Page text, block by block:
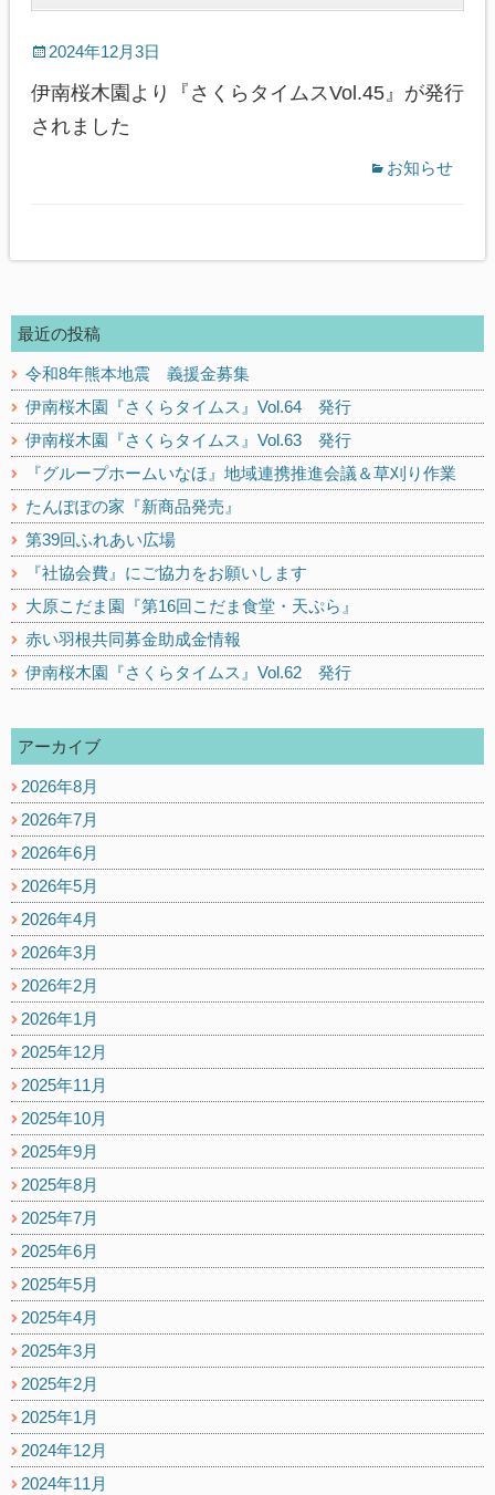
2024年12月3日
伊南桜木園より『さくらタイムスVol.45』が発行
されました
お知らせ
最近の投稿
令和8年熊本地震 義援金募集
伊南桜木園『さくらタイムス』Vol.64 発行
伊南桜木園『さくらタイムス』Vol.63 発行
『グループホームいなほ』地域連携推進会議＆草刈り作業
たんぽぽの家『新商品発売』
第39回ふれあい広場
『社協会費』にご協力をお願いします
大原こだま園『第16回こだま食堂・天ぷら』
赤い羽根共同募金助成金情報
伊南桜木園『さくらタイムス』Vol.62 発行
アーカイブ
2026年8月
2026年7月
2026年6月
2026年5月
2026年4月
2026年3月
2026年2月
2026年1月
2025年12月
2025年11月
2025年10月
2025年9月
2025年8月
2025年7月
2025年6月
2025年5月
2025年4月
2025年3月
2025年2月
2025年1月
2024年12月
2024年11月